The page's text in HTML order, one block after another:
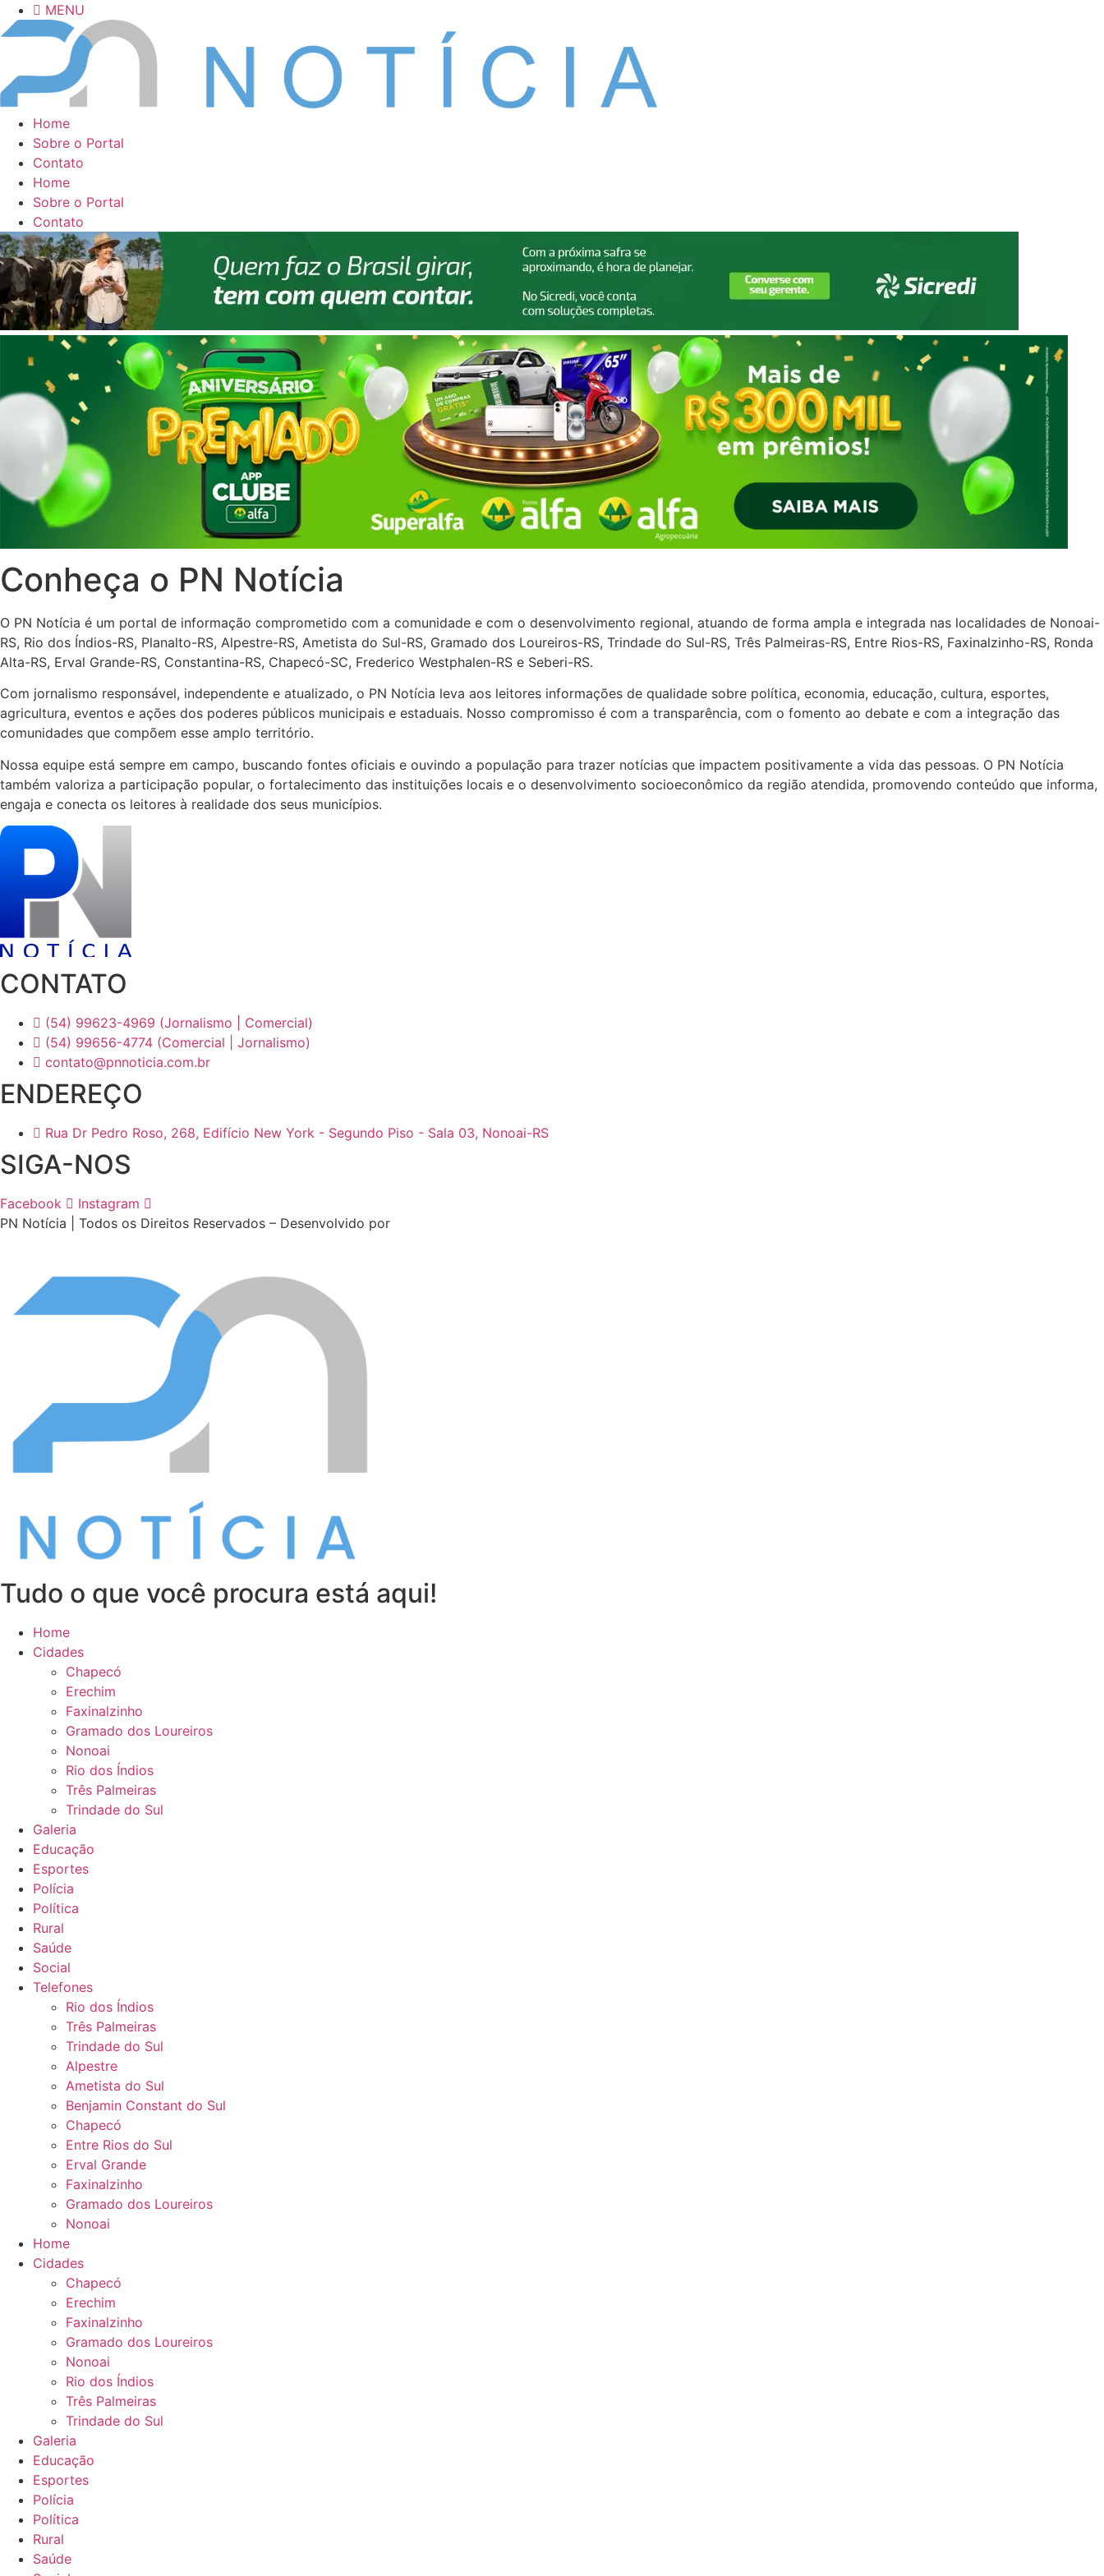
para
MENU
Home
Sobre o Portal
Contato
Home
Sobre o Portal
Contato
Conheça o PN Notícia
O PN Notícia é um portal de informação comprometido com a comunidade e com o desenvolvimento regional, atuando de forma ampla e integrada nas localidades de Nonoai-
RS, Rio dos Índios-RS, Planalto-RS, Alpestre-RS, Ametista do Sul-RS, Gramado dos Loureiros-RS, Trindade do Sul-RS, Três Palmeiras-RS, Entre Rios-RS, Faxinalzinho-RS, Ronda
Alta-RS, Erval Grande-RS, Constantina-RS, Chapecó-SC, Frederico Westphalen-RS e Seberi-RS.
Com jornalismo responsável, independente e atualizado, o PN Notícia leva aos leitores informações de qualidade sobre política, economia, educação, cultura, esportes,
agricultura, eventos e ações dos poderes públicos municipais e estaduais. Nosso compromisso é com a transparência, com o fomento ao debate e com a integração das
comunidades que compõem esse amplo território.
Nossa equipe está sempre em campo, buscando fontes oficiais e ouvindo a população para trazer notícias que impactem positivamente a vida das pessoas. O PN Notícia
também valoriza a participação popular, o fortalecimento das instituições locais e o desenvolvimento socioeconômico da região atendida, promovendo conteúdo que informa,
engaja e conecta os leitores à realidade dos seus municípios.
CONTATO
(54) 99623-4969 (Jornalismo | Comercial)
(54) 99656-4774 (Comercial | Jornalismo)
contato@pnnoticia.com.br
ENDEREÇO
Rua Dr Pedro Roso, 268, Edifício New York - Segundo Piso - Sala 03, Nonoai-RS
SIGA-NOS
Facebook
Instagram
PN Notícia | Todos os Direitos Reservados – Desenvolvido por
Tudo o que você procura está aqui!
Home
Cidades
Chapecó
Erechim
Faxinalzinho
Gramado dos Loureiros
Nonoai
Rio dos Índios
Três Palmeiras
Trindade do Sul
Galeria
Educação
Esportes
Polícia
Política
Rural
Saúde
Social
Telefones
Rio dos Índios
Três Palmeiras
Trindade do Sul
Alpestre
Ametista do Sul
Benjamin Constant do Sul
Chapecó
Entre Rios do Sul
Erval Grande
Faxinalzinho
Gramado dos Loureiros
Nonoai
Home
Cidades
Chapecó
Erechim
Faxinalzinho
Gramado dos Loureiros
Nonoai
Rio dos Índios
Três Palmeiras
Trindade do Sul
Galeria
Educação
Esportes
Polícia
Política
Rural
Saúde